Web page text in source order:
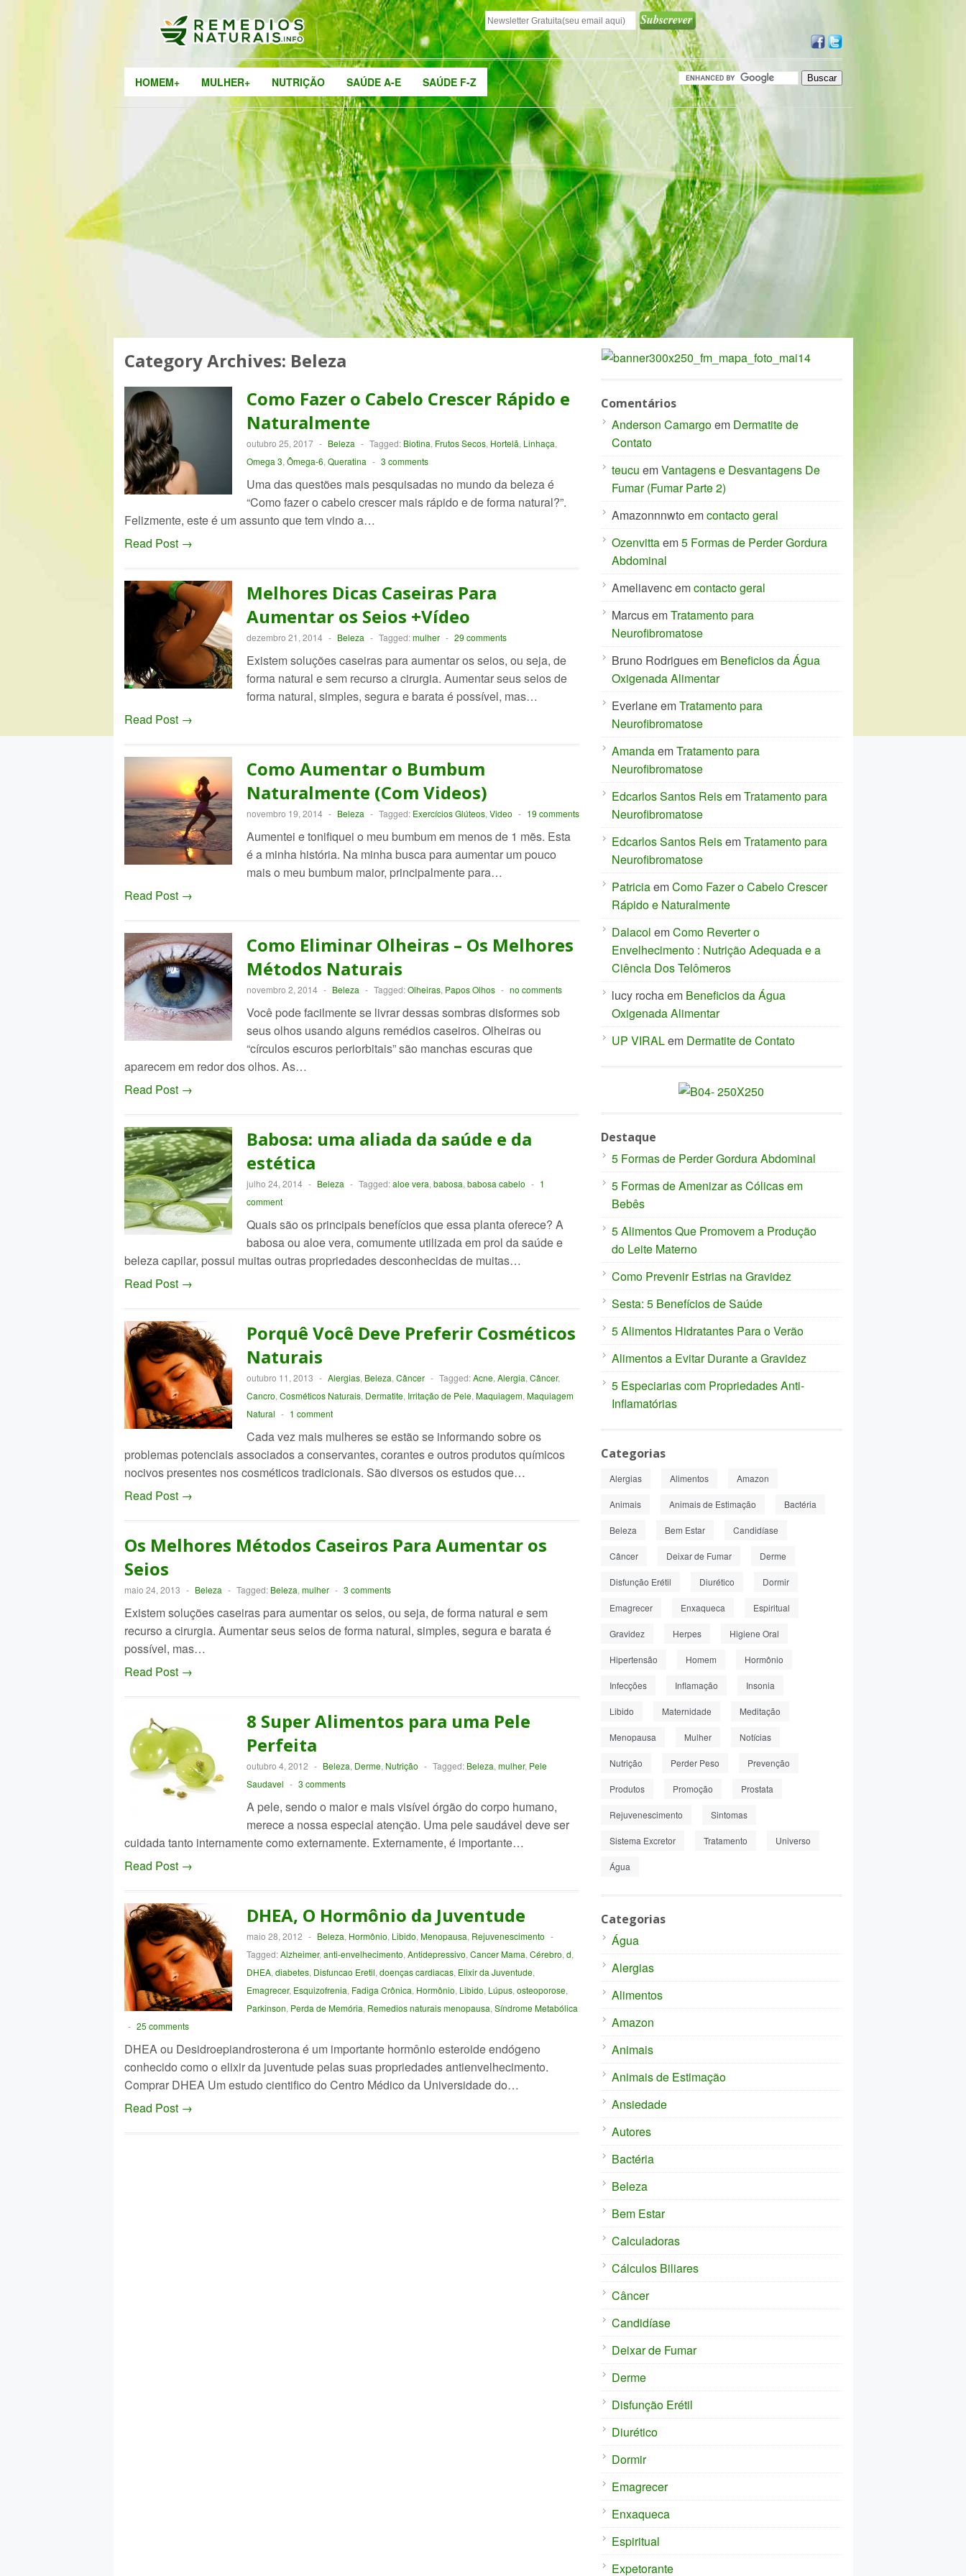
HOMEM+ MULHER+ NUTRIÇÃO SAÚDE A-E SAÚDE F-Z
Category Archives: Beleza
Como Fazer o Cabelo Crescer Rápido e
Naturalmente
outubro 25, 2017 - Beleza - Tagged: Biotina, Frutos Secos, Hortelã, Linhaça,
Omega 3, Ômega-6, Queratina - 3 comments
Uma das questões mais pesquisadas no mundo da beleza é
“Como fazer o cabelo crescer mais rápido e de forma natural?”.
Felizmente, este é um assunto que tem vindo a…
Read Post →
Melhores Dicas Caseiras Para
Aumentar os Seios +Vídeo
dezembro 21, 2014 - Beleza - Tagged:mulher - 29 comments
Existem soluções caseiras para aumentar os seios, ou seja, de
forma natural e sem recurso a cirurgia. Aumentar seus seios de
forma natural, simples, segura e barata é possível, mas…
Read Post →
Como Aumentar o Bumbum
Naturalmente (Com Videos)
novembro 19, 2014 - Beleza - Tagged: Exercícios Glúteos, Video - 19 comments
Aumentei e tonifiquei o meu bumbum em menos de 1 mẽs. Esta
é a minha história. Na minha busca para aumentar um pouco
mais o meu bumbum maior, principalmente para…
Read Post →
Como Eliminar Olheiras – Os Melhores
Métodos Naturais
novembro 2, 2014 - Beleza - Tagged:Olheiras, Papos Olhos - no comments
Você pode facilmente se livrar dessas sombras disformes sob
seus olhos usando alguns remédios caseiros. Olheiras ou
“círculos escuros periorbitais” são manchas escuras que
aparecem em redor dos olhos. As…
Read Post →
Babosa: uma aliada da saúde e da
estética
julho 24, 2014 - Beleza - Tagged:aloe vera, babosa, babosa cabelo - 1
comment
Quais são os principais benefícios que essa planta oferece? A
babosa ou aloe vera, comumente utilizada em prol da saúde e
beleza capilar, possui muitas outras propriedades desconhecidas de muitas…
Read Post →
Porquê Você Deve Preferir Cosméticos
Naturais
outubro 11, 2013 - Alergias, Beleza, Câncer - Tagged:Acne, Alergia, Câncer,
Cancro, Cosméticos Naturais, Dermatite, Irritação de Pele, Maquiagem, Maquiagem
Natural - 1 comment
Cada vez mais mulheres se estão se informando sobre os
problemas potenciais associados a conservantes, corantes e outros produtos químicos
nocivos presentes nos cosméticos tradicionais. São diversos os estudos que…
Read Post →
Os Melhores Métodos Caseiros Para Aumentar os
Seios
maio 24, 2013 - Beleza - Tagged: Beleza, mulher - 3 comments
Existem soluções caseiras para aumentar os seios, ou seja, de forma natural e sem
recurso a cirurgia. Aumentar seus seios de forma natural, simples, segura e barata é
possível, mas…
Read Post →
8 Super Alimentos para uma Pele
Perfeita
outubro 4, 2012 - Beleza, Derme, Nutrição - Tagged: Beleza, mulher, Pele
Saudavel - 3 comments
A pele, sendo o maior e mais visível órgão do corpo humano,
merece a nossa especial atenção. Uma pele saudável deve ser
cuidada tanto internamente como externamente. Externamente, é importante…
Read Post →
DHEA, O Hormônio da Juventude
maio 28, 2012 - Beleza, Hormônio, Libido, Menopausa, Rejuvenescimento -
Tagged:Alzheimer, anti-envelhecimento, Antidepressivo, Cancer Mama, Cérebro, d,
DHEA, diabetes, Disfuncao Eretil, doenças cardiacas, Elixir da Juventude,
Emagrecer, Esquizofrenia, Fadiga Crônica, Hormônio, Libido, Lúpus, osteoporose,
Parkinson, Perda de Memória, Remedios naturais menopausa, Síndrome Metabólica
- 25 comments
DHEA ou Desidroepiandrosterona é um importante hormônio esteroide endógeno
conhecido como o elixir da juventude pelas suas propriedades antienvelhecimento.
Comprar DHEA Um estudo cientifico do Centro Médico da Universidade do…
Read Post →
Comentários
Anderson Camargoem Dermatite de
Contato
teucu emVantagens e Desvantagens De
Fumar (Fumar Parte 2)
Amazonnnwto emcontacto geral
Ozenvittaem5 Formas de Perder Gordura
Abdominal
Ameliavencemcontacto geral
MarcusemTratamento para
Neurofibromatose
Bruno Rodriguesem Beneficios da Água
Oxigenada Alimentar
EverlaneemTratamento para
Neurofibromatose
AmandaemTratamento para
Neurofibromatose
Edcarlos Santos ReisemTratamento para
Neurofibromatose
Edcarlos Santos ReisemTratamento para
Neurofibromatose
PatriciaemComo Fazer o Cabelo Crescer
Rápido e Naturalmente
Dalacol emComo Reverter o
Envelhecimento : Nutrição Adequada e a
Ciência Dos Telômeros
lucy rochaem Beneficios da Água
Oxigenada Alimentar
UP VIRALem Dermatite de Contato
Destaque
5 Formas de Perder Gordura Abdominal
5 Formas de Amenizar as Cólicas em
Bebês
5 Alimentos Que Promovem a Produção
do Leite Materno
Como Prevenir Estrias na Gravidez
Sesta: 5 Benefícios de Saúde
5 Alimentos Hidratantes Para o Verão
Alimentos a Evitar Durante a Gravidez
5 Especiarias com Propriedades Anti-
Inflamatórias
Categorias
Alergias Alimentos Amazon
Animais Animais de Estimação Bactéria
Beleza Bem Estar Candidíase
Câncer Deixar de Fumar Derme
Disfunção Erétil Diurético Dormir
Emagrecer Enxaqueca Espiritual
Gravidez Herpes Higiene Oral
Hipertensão Homem Hormônio
Infecções Inflamação Insonia
Libido Maternidade Meditação
Menopausa Mulher Notícias
Nutrição Perder Peso Prevenção
Produtos Promoção Prostata
Rejuvenescimento Sintomas
Sistema Excretor Tratamento Universo
Água
Categorias
Água
Alergias
Alimentos
Amazon
Animais
Animais de Estimação
Ansiedade
Autores
Bactéria
Beleza
Bem Estar
Calculadoras
Cálculos Biliares
Câncer
Candidíase
Deixar de Fumar
Derme
Disfunção Erétil
Diurético
Dormir
Emagrecer
Enxaqueca
Espiritual
Expetorante